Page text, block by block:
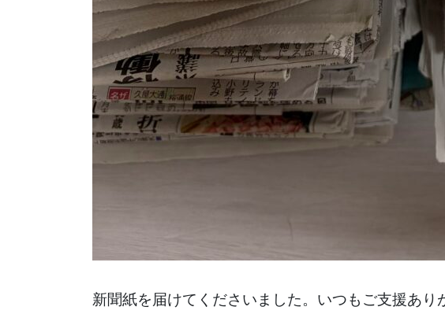
新聞紙を届けてくださいました。いつもご支援あり